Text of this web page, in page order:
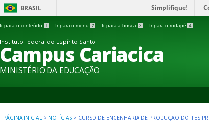
BRASIL Simplifique!
Ir para o conteúdo 1 Ir para o menu 2 Ir para a busca 3 Ir para o rodapé 4
Instituto Federal do Espírito Santo
Campus Cariacica
MINISTÉRIO DA EDUCAÇÃO
PÁGINA INICIAL > NOTÍCIAS > CURSO DE ENGENHARIA DE PRODUÇÃO DO IFES